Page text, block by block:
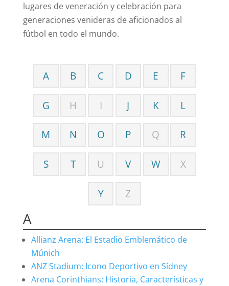
lugares de veneración y celebración para
generaciones venideras de aficionados al
fútbol en todo el mundo.
A B C D E F
G H I J K L
M N O P Q R
S T U V W X
Y Z
A
Allianz Arena: El Estadio Emblemático de
Múnich
ANZ Stadium: Icono Deportivo en Sídney
Arena Corinthians: Historia, Características y